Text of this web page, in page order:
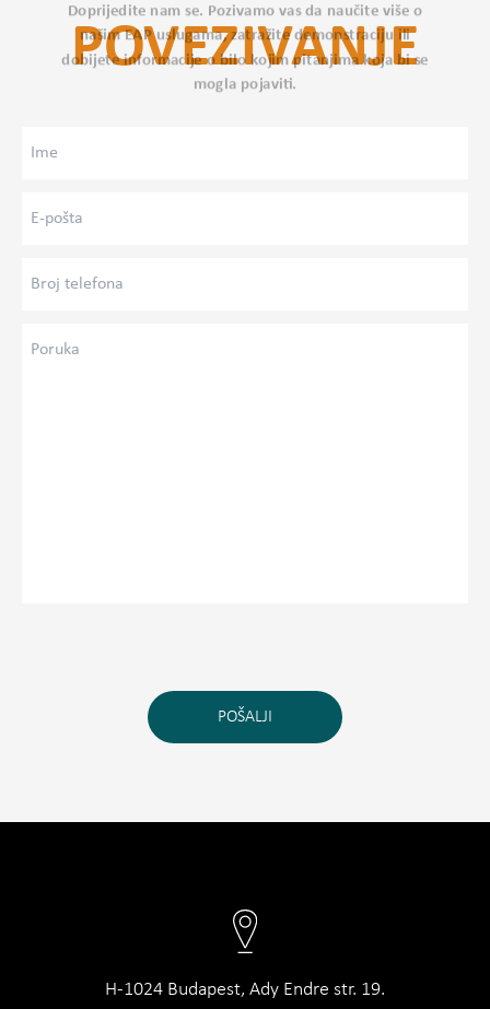
POVEZIVANJE
Doprijedite nam se. Pozivamo vas da naučite više o
našim EAP uslugama, zatražite demonstraciju ili
dobijete informacije o bilo kojim pitanjima koja bi se
mogla pojaviti.
POŠALJI
H-1024 Budapest, Ady Endre str. 19.